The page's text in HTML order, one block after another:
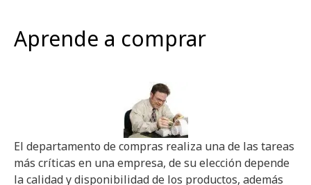
Aprende a comprar
El departamento de compras realiza una de las tareas
más críticas en una empresa, de su elección depende
la calidad y disponibilidad de los productos, además